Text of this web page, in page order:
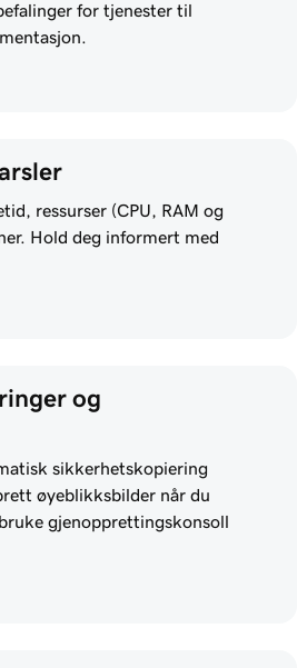
for tjenester til
ressurser (CPU, RAM og
Hold deg informert med
og
sikkerhetskopiering
øyeblikksbilder når du
gjenopprettingskonsoll